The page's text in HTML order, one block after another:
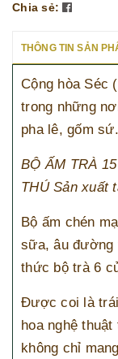
Chia sẻ:
THÔNG TIN SẢN
Cộng hòa Séc
trong những
pha lê, gốm
BỘ ẤM TRÀ
THÚ Sản xuất
Bộ ấm chén
sữa, âu đường
thức bộ trà 6
Được coi là
hoa nghệ
không chỉ